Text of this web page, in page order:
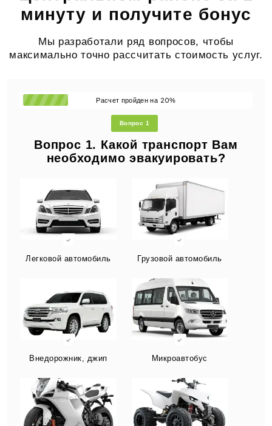
минуту и получите бонус
Мы разработали ряд вопросов, чтобы
максимально точно рассчитать стоимость услуг.
Расчет пройден на 20%
Вопрос 1
Вопрос 1. Какой транспорт Вам
необходимо эвакуировать?
Легковой автомобиль Грузовой автомобиль
Внедорожник, джип Микроавтобус